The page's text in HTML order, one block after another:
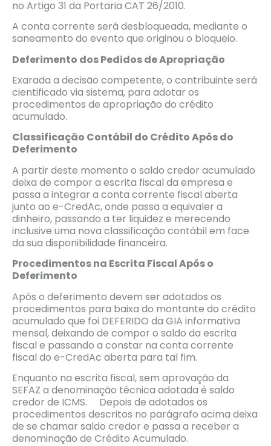
no Artigo 31 da Portaria CAT 26/2010.
A conta corrente será desbloqueada, mediante o
saneamento do evento que originou o bloqueio.
Deferimento dos Pedidos de Apropriação
Exarada a decisão competente, o contribuinte será
cientificado via sistema, para adotar os
procedimentos de apropriação do crédito
acumulado.
Classificação Contábil do Crédito Após do
Deferimento
A partir deste momento o saldo credor acumulado
deixa de compor a escrita fiscal da empresa e
passa a integrar a conta corrente fiscal aberta
junto ao e-CredAc, onde passa a equivaler a
dinheiro, passando a ter liquidez e merecendo
inclusive uma nova classificação contábil em face
da sua disponibilidade financeira.
Procedimentos na Escrita Fiscal Após o
Deferimento
Após o deferimento devem ser adotados os
procedimentos para baixa do montante do crédito
acumulado que foi DEFERIDO da GIA informativa
mensal, deixando de compor o saldo da escrita
fiscal e passando a constar na conta corrente
fiscal do e-CredAc aberta para tal fim.
Enquanto na escrita fiscal, sem aprovação da
SEFAZ a denominação técnica adotada é saldo
credor de ICMS. Depois de adotados os
procedimentos descritos no parágrafo acima deixa
de se chamar saldo credor e passa a receber a
denominação de Crédito Acumulado.